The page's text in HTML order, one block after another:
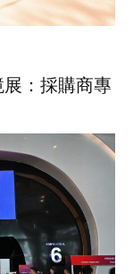
展：採購商專